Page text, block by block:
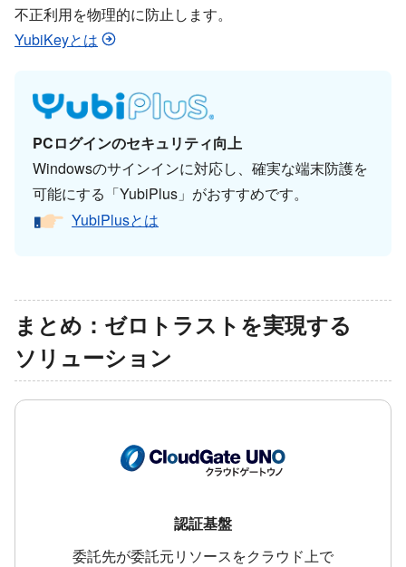
不正利用を​物理的に​防止します。
YubiKeyとは
PCログインの​セキュリティ向上
Windowsの​サインインに​対応し、​確実な​端末防護を​
可能に​する​「YubiPlus」が​おすすめです。
YubiPlusとは
まとめ：ゼロトラストを​実現する​
ソリューション
認証基盤
委託先が​委託元リソースを​クラウド上で​